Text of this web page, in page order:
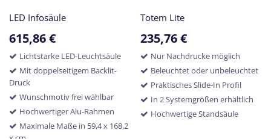
LED Infosäule
615,86€
Lichtstarke LED-Leuchtsäule
Mit doppelseitigem Backlit-
Druck
Wunschmotiv frei wählbar
Hochwertiger Alu-Rahmen
Maximale Maße in 59,4 x 168,2
Totem Lite
235,76€
Nur Nachdrucke möglich
Beleuchtet oder unbeleuchtet
Praktisches Slide-In Profil
In 2 Systemgrößen erhältlich
Hochwertige Standsäule